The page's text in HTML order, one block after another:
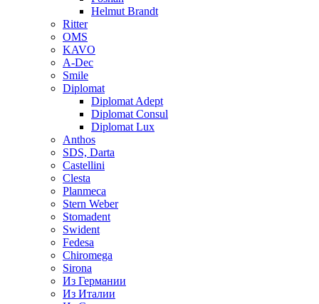
Helmut Brandt
Ritter
OMS
KAVO
A-Dec
Smile
Diplomat
Diplomat Adept
Diplomat Consul
Diplomat Lux
Anthos
SDS, Darta
Castellini
Clesta
Planmeca
Stern Weber
Stomadent
Swident
Fedesa
Chiromega
Sirona
Из Германии
Из Италии